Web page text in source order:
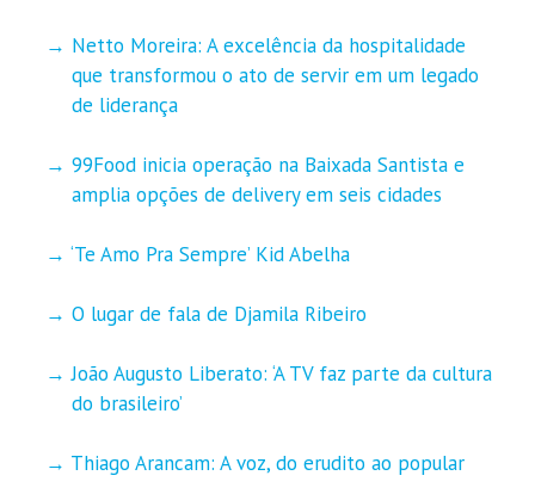
Netto Moreira: A excelência da hospitalidade
que transformou o ato de servir em um legado
de liderança
99Food inicia operação na Baixada Santista e
amplia opções de delivery em seis cidades
‘Te Amo Pra Sempre’ Kid Abelha
O lugar de fala de Djamila Ribeiro
João Augusto Liberato: ‘A TV faz parte da cultura
do brasileiro’
Thiago Arancam: A voz, do erudito ao popular